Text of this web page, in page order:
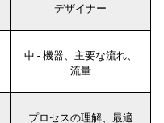
デザイナー
中 - 機器、主要な流れ、
流量
プロセスの理解、最適